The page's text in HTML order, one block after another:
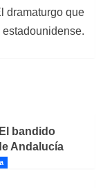
dramaturgo que
bandido
Andalucía